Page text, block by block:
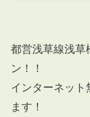
都営浅草線浅草
ン！！
インターネッ
ます！